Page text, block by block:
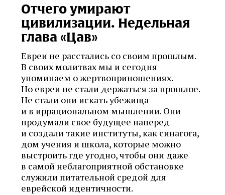
Отчего умирают
цивилизации. Недельная
глава «Цав»
Евреи не расстались со своим прошлым.
В своих молитвах мы и сегодня
упоминаем о жертвоприношениях.
Но евреи не стали держаться за прошлое.
Не стали они искать убежища
и в иррациональном мышлении. Они
продумали свое будущее наперед
и создали такие институты, как синагога,
дом учения и школа, которые можно
выстроить где угодно, чтобы они даже
в самой неблагоприятной обстановке
служили питательной средой для
еврейской идентичности.